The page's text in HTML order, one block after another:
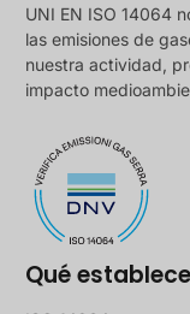
UNI EN ISO 14064
las emisiones de
nuestra actividad,
impacto
Qué